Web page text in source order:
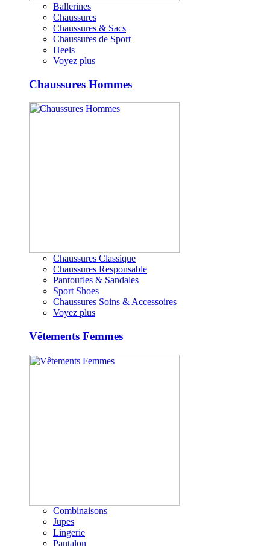
Ballerines
Chaussures
Chaussures & Sacs
Chaussures de Sport
Heels
Voyez plus
Chaussures Hommes
Chaussures Classique
Chaussures Responsable
Pantoufles & Sandales
Sport Shoes
Chaussures Soins & Accessoires
Voyez plus
Vêtements Femmes
Combinaisons
Jupes
Lingerie
Pantalon